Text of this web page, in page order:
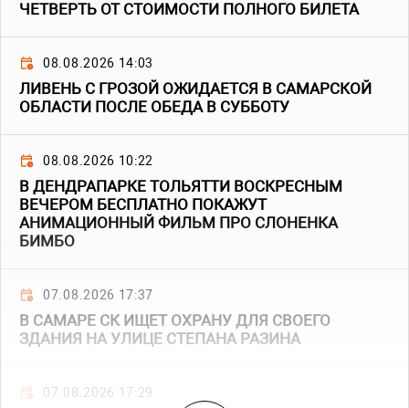
ЧЕТВЕРТЬ ОТ СТОИМОСТИ ПОЛНОГО БИЛЕТА
08.08.2026 14:03
ЛИВЕНЬ С ГРОЗОЙ ОЖИДАЕТСЯ В САМАРСКОЙ
ОБЛАСТИ ПОСЛЕ ОБЕДА В СУББОТУ
08.08.2026 10:22
В ДЕНДРАПАРКЕ ТОЛЬЯТТИ ВОСКРЕСНЫМ
ВЕЧЕРОМ БЕСПЛАТНО ПОКАЖУТ
АНИМАЦИОННЫЙ ФИЛЬМ ПРО СЛОНЕНКА
БИМБО
07.08.2026 17:37
В САМАРЕ СК ИЩЕТ ОХРАНУ ДЛЯ СВОЕГО
ЗДАНИЯ НА УЛИЦЕ СТЕПАНА РАЗИНА
07.08.2026 17:29